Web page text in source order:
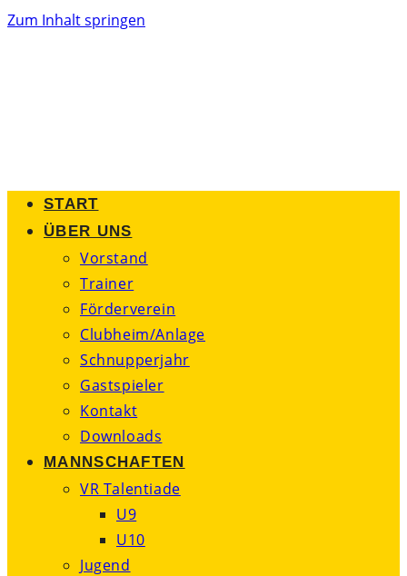
Zum Inhalt springen
START
ÜBER UNS
Vorstand
Trainer
Förderverein
Clubheim/Anlage
Schnupperjahr
Gastspieler
Kontakt
Downloads
MANNSCHAFTEN
VR Talentiade
U9
U10
Jugend